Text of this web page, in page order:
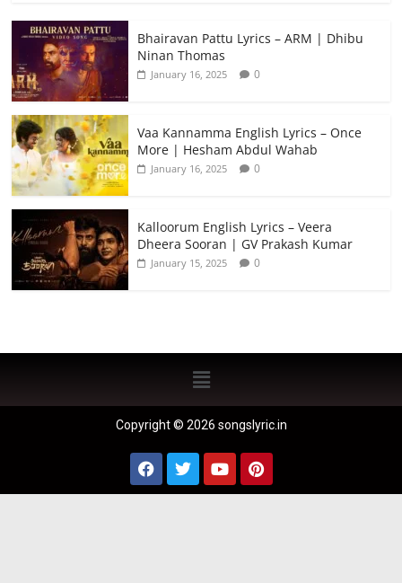
Bhairavan Pattu Lyrics – ARM | Dhibu
Ninan Thomas
January 16, 2025 0
Vaa Kannamma English Lyrics – Once
More | Hesham Abdul Wahab
January 16, 2025 0
Kalloorum English Lyrics – Veera
Dheera Sooran | GV Prakash Kumar
January 15, 2025 0
Copyright © 2026 songslyric.in